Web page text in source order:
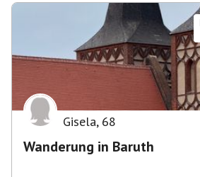
Gisela, 68
Wanderung in Baruth